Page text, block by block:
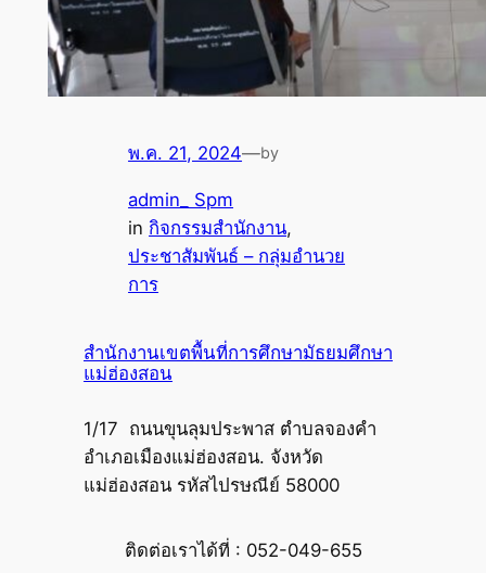
พ.ค. 21, 2024—by
admin_ Spm
in กิจกรรมสำนักงาน
ประชาสัมพันธ์ – กลุ่มอำนวย
การ
สำนักงานเขตพื้นที่การศึกษามัธยมศึกษา
แม่ฮ่องสอน
1/17 ถนนขุนลุมประพาส ตำบลจองคำ
อำเภอเมืองแม่ฮ่องสอน. จังหวัด
แม่ฮ่องสอน รหัสไปรษณีย์ 58000
ติดต่อเราได้ที่ : 052-049-655